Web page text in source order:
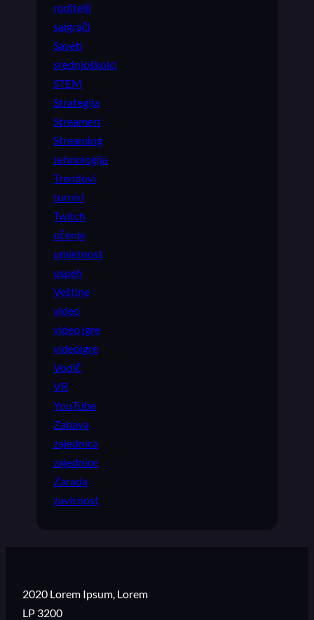
roditelji
saigrači
Saveti
srednjoškolci
STEM
Strategija
Streameri
Streaming
tehnologija
Trendovi
turniri
Twitch
učenje
umjetnost
uspeh
Veštine
video
video igre
videoigre
Vodič
VR
YouTube
Zabava
zajednica
zajednice
Zarada
zavisnost
2020 Lorem Ipsum, Lorem
LP 3200